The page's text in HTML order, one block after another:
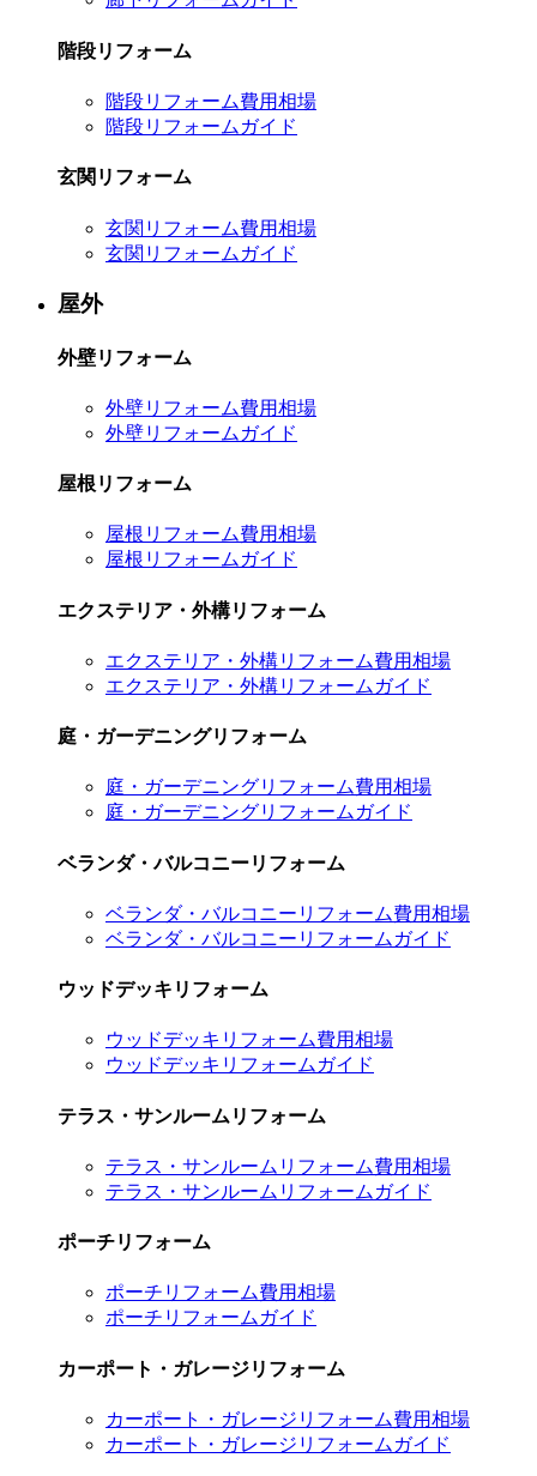
階段リフォーム
階段リフォーム費用相場
階段リフォームガイド
玄関リフォーム
玄関リフォーム費用相場
玄関リフォームガイド
屋外
外壁リフォーム
外壁リフォーム費用相場
外壁リフォームガイド
屋根リフォーム
屋根リフォーム費用相場
屋根リフォームガイド
エクステリア・外構リフォーム
エクステリア・外構リフォーム費用相場
エクステリア・外構リフォームガイド
庭・ガーデニングリフォーム
庭・ガーデニングリフォーム費用相場
庭・ガーデニングリフォームガイド
ベランダ・バルコニーリフォーム
ベランダ・バルコニーリフォーム費用相場
ベランダ・バルコニーリフォームガイド
ウッドデッキリフォーム
ウッドデッキリフォーム費用相場
ウッドデッキリフォームガイド
テラス・サンルームリフォーム
テラス・サンルームリフォーム費用相場
テラス・サンルームリフォームガイド
ポーチリフォーム
ポーチリフォーム費用相場
ポーチリフォームガイド
カーポート・ガレージリフォーム
カーポート・ガレージリフォーム費用相場
カーポート・ガレージリフォームガイド